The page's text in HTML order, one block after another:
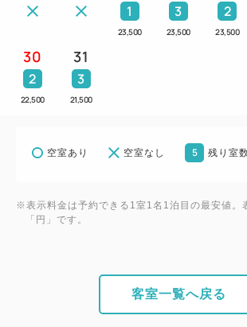
1
23,500
3
23,500
2
23,500
30
2
22,500
31
3
21,500
空室あり 空室なし 5 残り室
※表示料金は予約できる1室1名1泊目の最安値。
「円」です。
客室一覧へ戻る